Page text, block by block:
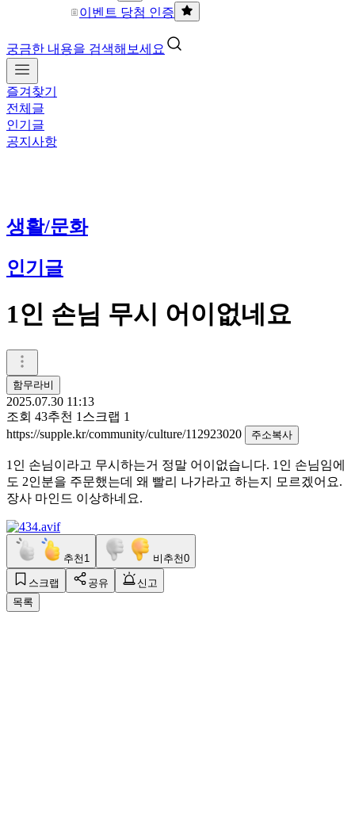
이벤트 당첨 인증
궁금한 내용을 검색해보세요
즐겨찾기
전체글
인기글
공지사항
생활/문화
인기글
1인 손님 무시 어이없네요
함무라비
2025.07.30 11:13
조회 43추천 1 스크랩 1
https://supple.kr/community/culture/112923020
주소복사
1인 손님이라고 무시하는거 정말 어이없습니다. 1인 손님임에
도 2인분을 주문했는데 왜 빨리 나가라고 하는지 모르겠어요.
장사 마인드 이상하네요.
추천 1 비추천0
스크랩 공유
신고
목록